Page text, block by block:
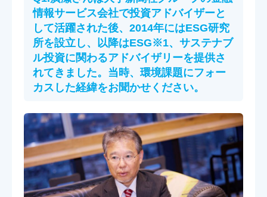
情報サービス会社で投資アドバイザーと
して活躍された後、2014年にはESG研究
所を設立し、以降はESG※1、サステナブ
ル投資に関わるアドバイザリーを提供さ
れてきました。当時、環境課題にフォー
カスした経緯をお聞かせください。